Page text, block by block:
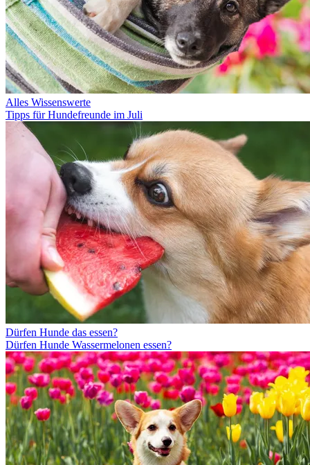
Alles Wissenswerte
Tipps für Hundefreunde im Juli
Dürfen Hunde das essen?
Dürfen Hunde Wassermelonen essen?